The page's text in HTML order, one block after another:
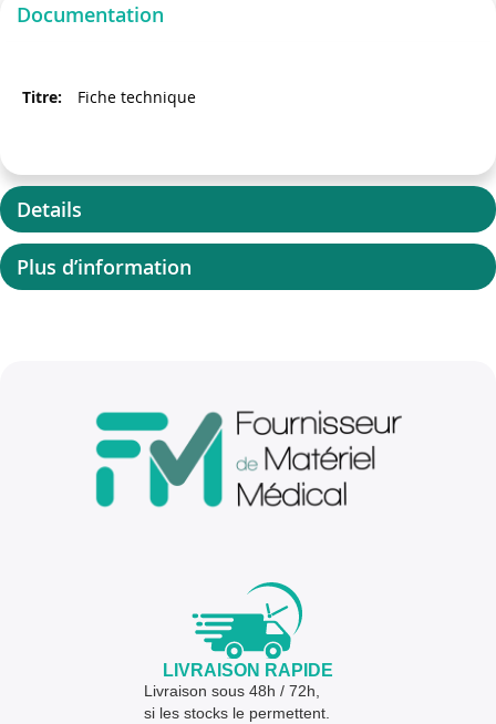
Documentation
Fiche technique
Details
Plus d’information
LIVRAISON RAPIDE
Livraison sous 48h / 72h,
si les stocks le permettent.